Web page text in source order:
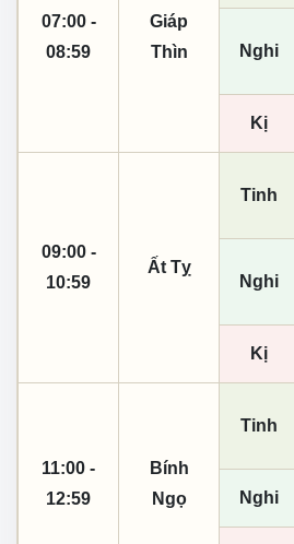
07:00 -
08:59
Giáp
Thìn
Nghi
Kị
09:00 -
10:59
Ất Tỵ
Tinh
Nghi
Kị
11:00 -
12:59
Bính
Ngọ
Tinh
Nghi